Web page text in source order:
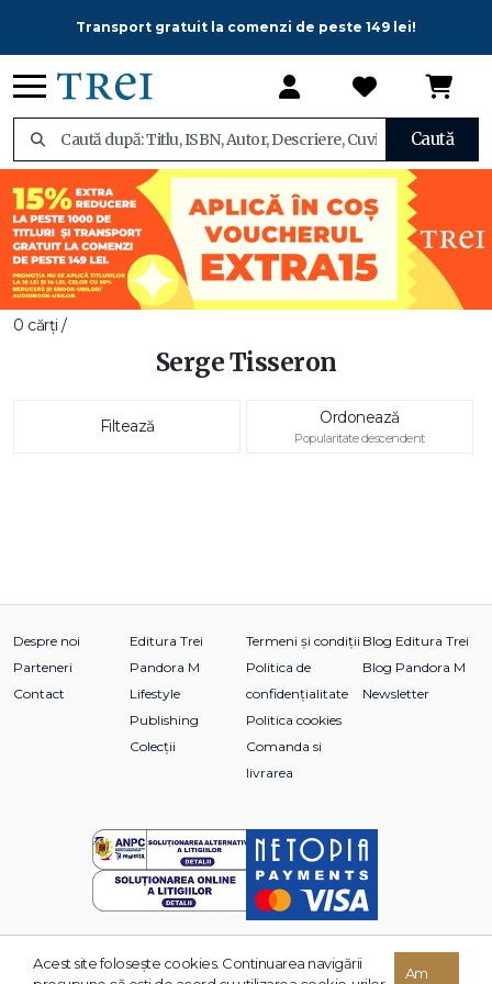
Transport gratuit la comenzi de peste 149 lei!
Caută
0 cărți /
Serge Tisseron
Filtează Ordonează
Popularitate descendent
Despre noi
Parteneri
Contact
Editura Trei
Pandora M
Lifestyle
Publishing
Colecții
Termeni și condiții
Politica de
confidențialitate
Politica cookies
Comanda si
livrarea
Blog Editura Trei
Blog Pandora M
Newsletter
© 2026 Grupul Editorial TREI. Toate drepturile rezervate.
Acest site foloseşte cookies. Continuarea navigării
Am